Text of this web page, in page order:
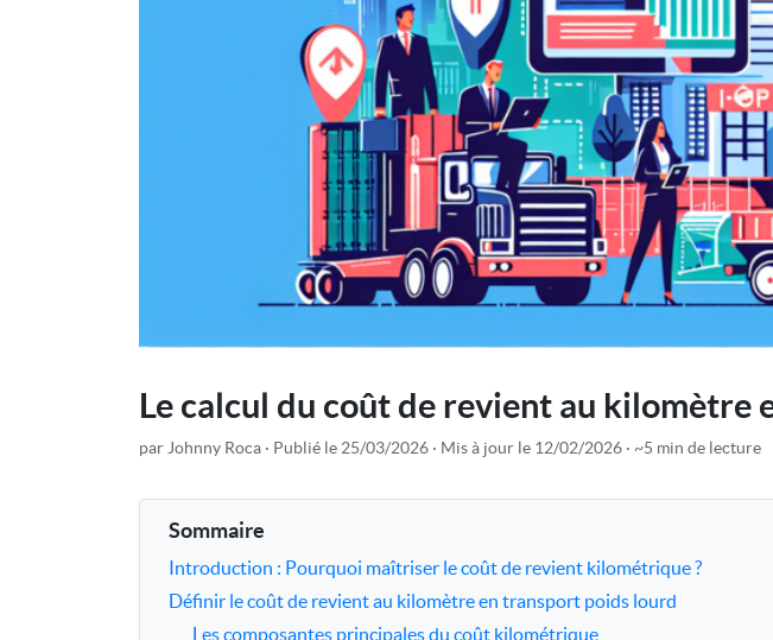
Le calcul du coût de revient au
par Johnny Roca Publié le 25/03/2026 Mis à jour le 12/02/2026 ~5 min de lecture
Sommaire
Introduction : Pourquoi maîtriser le coût de revient kilométrique ?
Définir le coût de revient au kilomètre en transport poids lourd
Les composantes principales du coût kilométrique